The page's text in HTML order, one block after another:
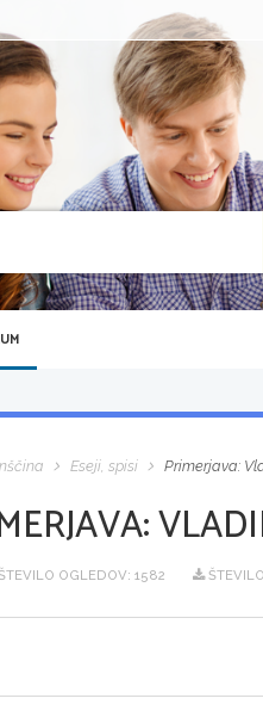
Eseji, spisi Primerjava:
OGLEDOV: 1582
meni